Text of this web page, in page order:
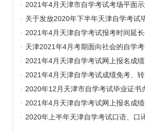
· 2021年4月天津市自学考试考场平面
· 关于发放2020年下半年天津自学考试
· 2021年4月天津自学考试报考时间延
· 天津2021年4月考期面向社会的自学
· 2021年4月天津自学考试网上报名成
· 2021年4月天津自学考试成绩免考、
· 2020年12月天津市自学考试毕业证书
· 2021年4月天津自学考试网上报名成
· 2020年上半年天津自学考试口语、口